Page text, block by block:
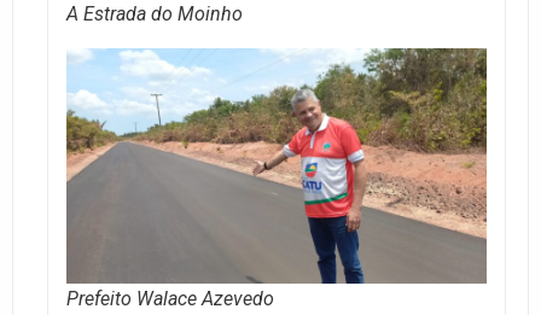
A Estrada do Moinho
Prefeito Walace Azevedo